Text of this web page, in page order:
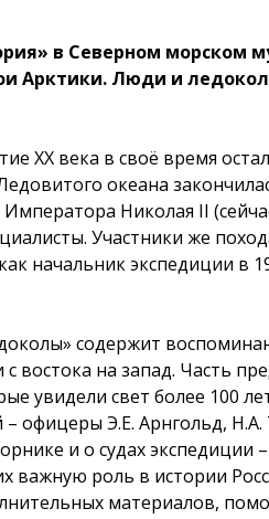
в Северном морском
Арктики. Люди и
XX века в своё время
океана
Николая II
Участники же
начальник экспедиции в
содержит
востока на запад. Часть
увидели свет более 100
офицеры Э.Е. Арнгольд, Н.А.
и о судах экспедиции
важную роль в истории
материалов,